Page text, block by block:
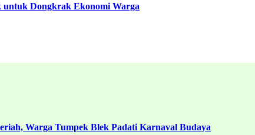
untuk Dongkrak Ekonomi Warga
Warga Tumpek Blek Padati Karnaval Budaya